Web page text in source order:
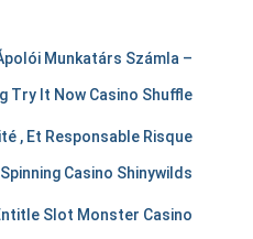
e
c
h
Munkatárs Számla –
Try It Now Casino Shuffle
, Et Responsable Risque
Casino Shinywilds
Slot Monster Casino